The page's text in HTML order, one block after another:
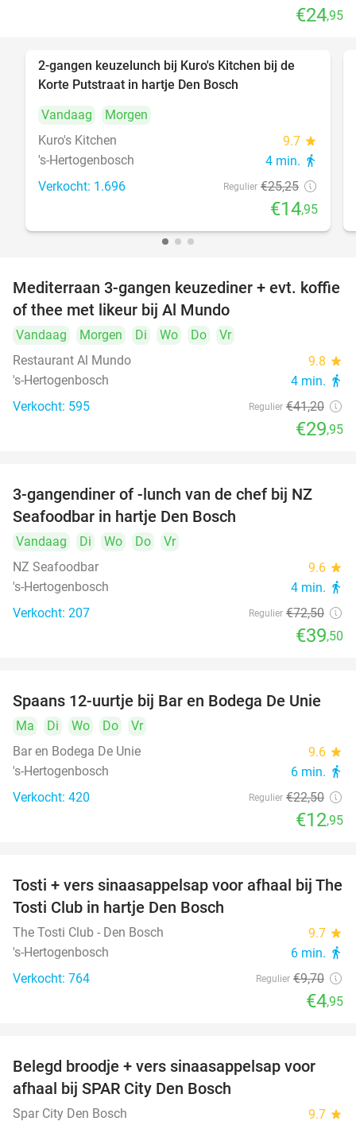
€24,95
2-gangen keuzelunch bij Kuro's Kitchen bij de
Korte Putstraat in hartje Den Bosch
Vandaag
Morgen
Kuro's Kitchen
9.7 star
's-Hertogenbosch 4 min. directions_walk
Verkocht: 1.696 Regulier €25,25
€14,95
27%
Mediterraan 3-gangen keuzediner + evt. koffie
of thee met likeur bij Al Mundo
Vandaag Morgen Di Wo Do
Vr
Restaurant Al Mundo
9.8 star
's-Hertogenbosch 4 min. directions_walk
Verkocht: 595 Regulier €41,20
€29,95
46%
3-gangendiner of -lunch van de chef bij NZ
Seafoodbar in hartje Den Bosch
Vandaag Di Wo Do
Vr
NZ Seafoodbar
9.6 star
's-Hertogenbosch 4 min. directions_walk
Verkocht: 207 Regulier €72,50
€39,50
42%
Spaans 12-uurtje bij Bar en Bodega De Unie
Ma Di Wo Do
Vr
Bar en Bodega De Unie
9.6 star
's-Hertogenbosch 6 min. directions_walk
Verkocht: 420 Regulier €22,50
€12,95
49%
Tosti + vers sinaasappelsap voor afhaal bij The
Tosti Club in hartje Den Bosch
The Tosti Club - Den Bosch 9.7 star
's-Hertogenbosch 6 min. directions_walk
Verkocht: 764 Regulier €9,70
€4,95
37%
Belegd broodje + vers sinaasappelsap voor
afhaal bij SPAR City Den Bosch
Spar City Den Bosch 9.7 star